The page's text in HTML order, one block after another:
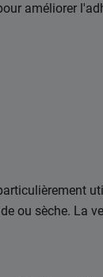
améliorer
ou sèche. La